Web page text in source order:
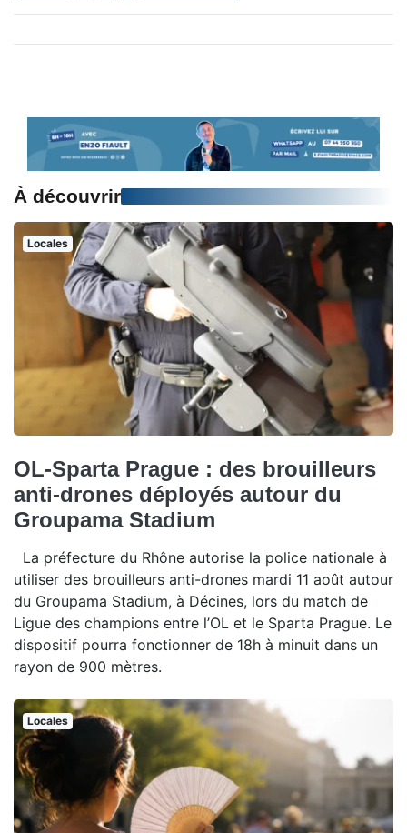
À découvrir
Locales
OL-Sparta Prague : des brouilleurs
anti-drones déployés autour du
Groupama Stadium
La préfecture du Rhône autorise la police nationale à
utiliser des brouilleurs anti-drones mardi 11 août autour
du Groupama Stadium, à Décines, lors du match de
Ligue des champions entre l’OL et le Sparta Prague. Le
dispositif pourra fonctionner de 18h à minuit dans un
rayon de 900 mètres.
Locales